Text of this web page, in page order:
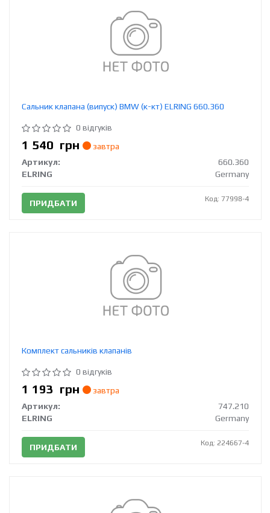
Сальник клапана (випуск) BMW (к-кт) ELRING 660.360
0 відгуків
1 540 грн
завтра
Артикул:
660.360
ELRING
Germany
ПРИДБАТИ Код: 77998-4
Комплект сальників клапанів
0 відгуків
1 193 грн
завтра
Артикул:
747.210
ELRING
Germany
ПРИДБАТИ Код: 224667-4